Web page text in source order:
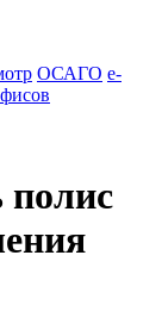
ОСАГО e-
полис